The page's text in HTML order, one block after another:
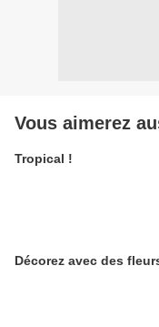
Vous aimerez
Tropical !
Décorez avec des